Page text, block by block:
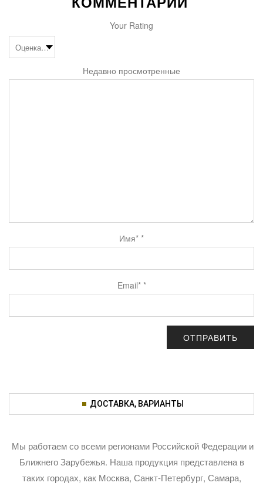
Your Rating
Недавно просмотренные
Имя* *
Email* *
ДОСТАВКА, ВАРИАНТЫ
Мы работаем со всеми регионами Российской Федерации и
Ближнего Зарубежья. Наша продукция представлена в
таких городах, как Москва, Санкт-Петербург, Самара,